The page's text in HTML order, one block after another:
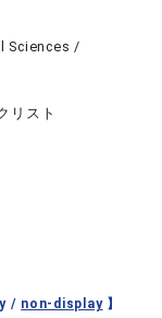
Sciences /
リスト
/ non-display】